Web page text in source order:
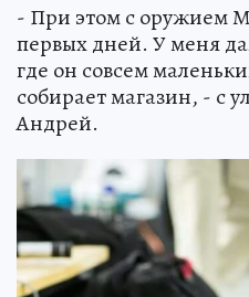
- При этом с оружием
первых дней. У меня
где он совсем
собирает магазин, - с
Андрей.